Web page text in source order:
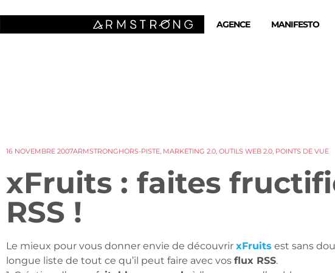
AGENCE MANIFESTO
16 NOVEMBRE 2007ARMSTRONGHORS-PISTE, MARKETING 2.0, OUTILS WEB 2.0, POINTS DE VUE
xFruits : faites
RSS !
Le mieux pour vous donner envie de découvrir xFruits est sans
longue liste de tout ce qu’il peut faire avec vos flux RSS.